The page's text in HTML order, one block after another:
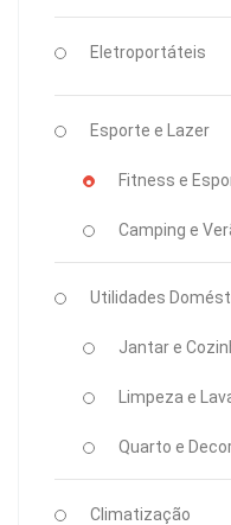
Eletroportáteis
Esporte e Lazer
Fitness e
Camping e
Utilidades
Jantar e
Limpeza e
Quarto e
Climatização